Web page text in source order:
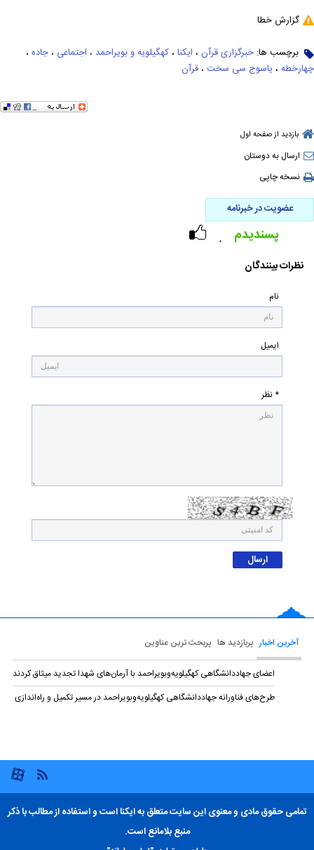
گزارش خطا
برچسب ها: خبرگزاری قرآن ، ایکنا ، کهگیلویه و بویراحمد ، اجتماعی ، جاده ،
چهارخطه ، یاسوج سی سخت ، قرآن
بازدید از صفحه اول
ارسال به دوستان
نسخه چاپی
عضویت در خبرنامه
۰ پسندیدم
نظرات بینندگان
نام
ایمیل
* نظر
آخرین اخبار پربازدید ها پربحث ترین عناوین
اعضای جهاددانشگاهی کهگیلویه‌وبویراحمد با آرمان‌های شهدا تجدید میثاق کردند
طرح‌های فناورانه جهاددانشگاهی کهگیلویه‌وبویراحمد در مسیر تکمیل و راه‌اندازی
تمامی حقوق مادی و معنوی این سایت متعلق به ایکنا است و استفاده از مطالب با ذکر
منبع بلامانع است.